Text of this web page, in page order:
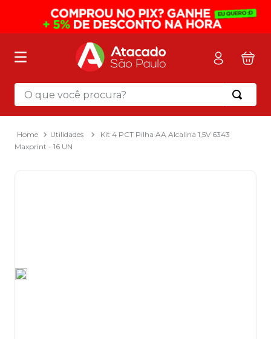
O que você procura?
Utilidades
Kit 4 PCT Pilha AA Alcalina 1,5V 6343
Maxprint - 16 UN
Termos mais buscados
mochila
2º sacola
3º papel toalha
8